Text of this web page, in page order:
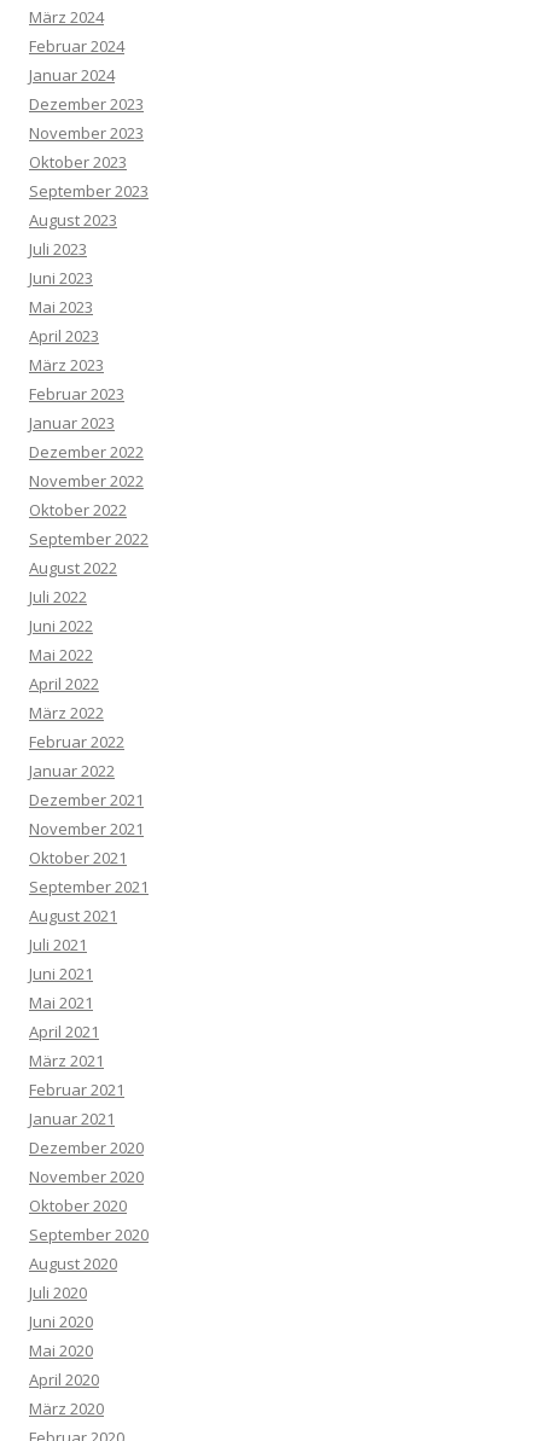
März 2024
Februar 2024
Januar 2024
Dezember 2023
November 2023
Oktober 2023
September 2023
August 2023
Juli 2023
Juni 2023
Mai 2023
April 2023
März 2023
Februar 2023
Januar 2023
Dezember 2022
November 2022
Oktober 2022
September 2022
August 2022
Juli 2022
Juni 2022
Mai 2022
April 2022
März 2022
Februar 2022
Januar 2022
Dezember 2021
November 2021
Oktober 2021
September 2021
August 2021
Juli 2021
Juni 2021
Mai 2021
April 2021
März 2021
Februar 2021
Januar 2021
Dezember 2020
November 2020
Oktober 2020
September 2020
August 2020
Juli 2020
Juni 2020
Mai 2020
April 2020
März 2020